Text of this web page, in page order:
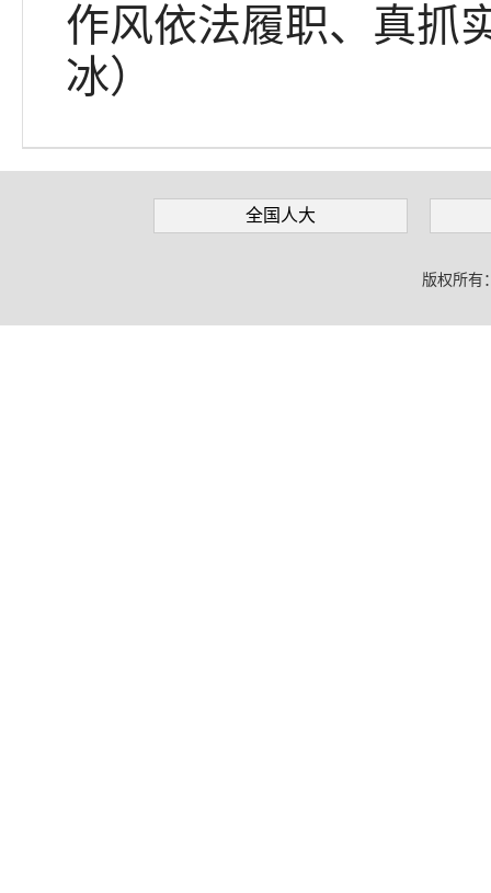
作风依法履职、真抓
冰）
全国人大
版权所